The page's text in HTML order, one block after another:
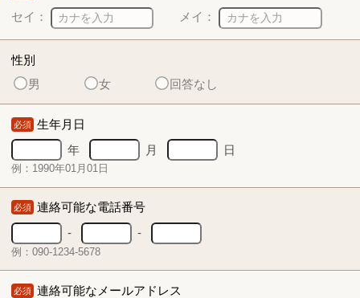
セイ：
メイ：
性別
男
女 回答なし
必須 生年月日
年
月 日
例：1990年01月01日
必須 連絡可能な電話番号
-
-
例：090-1234-5678
必須 連絡可能なメールアドレス